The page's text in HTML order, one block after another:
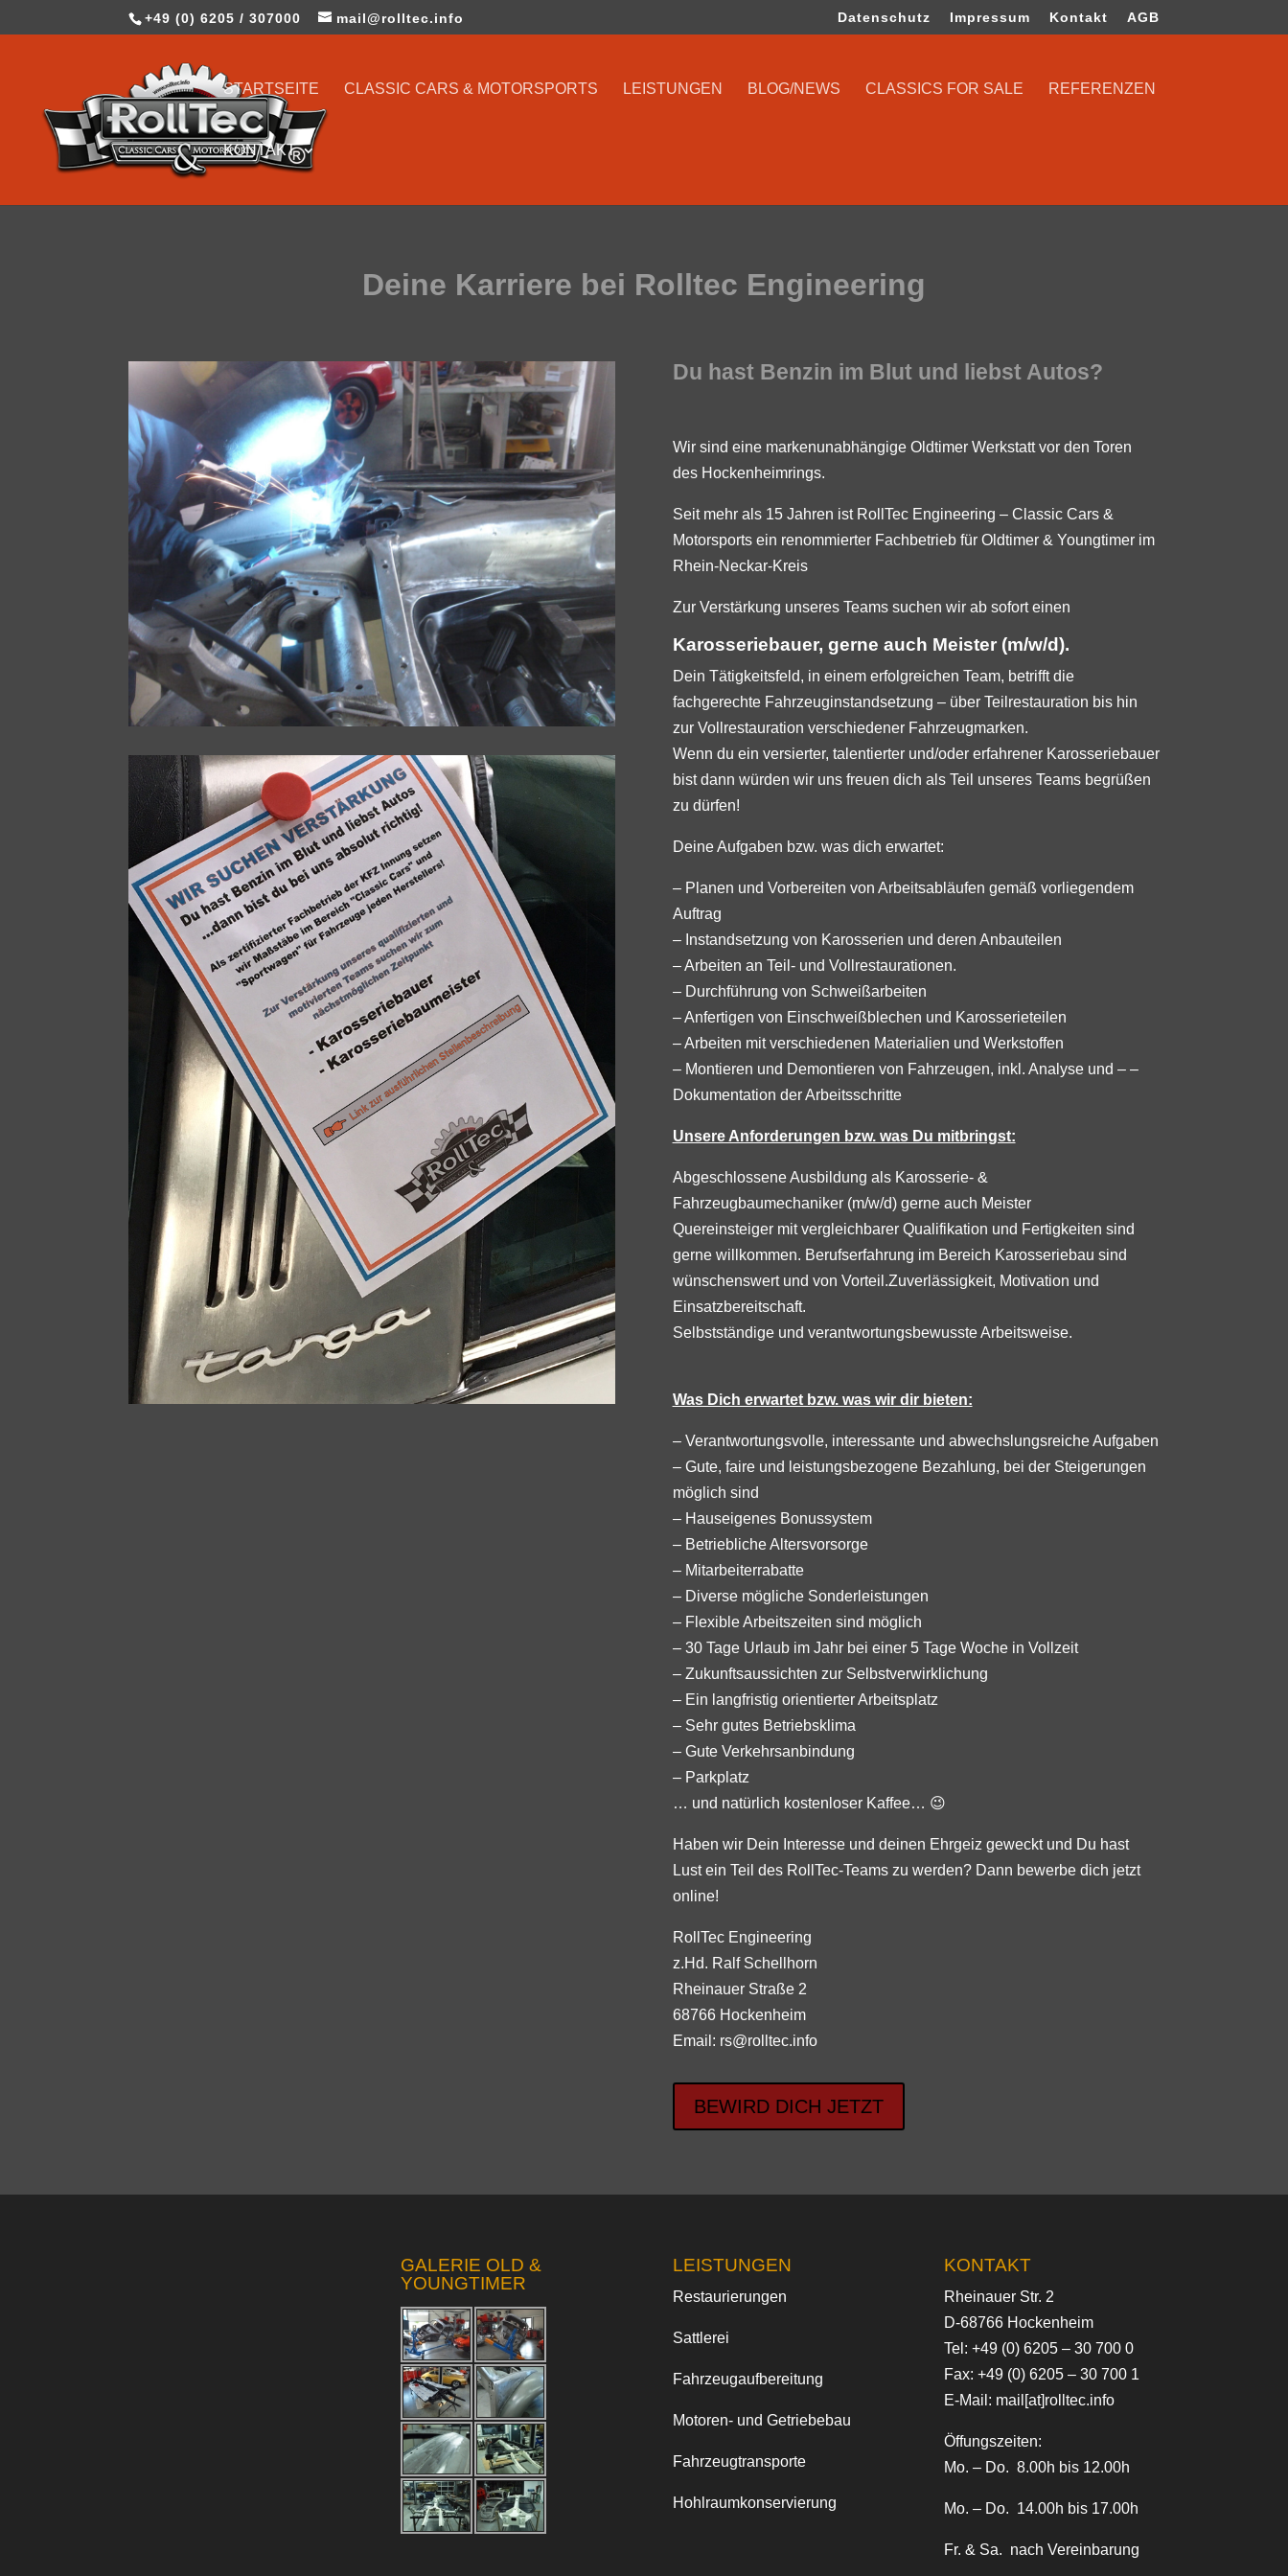
+49 (0) 6205 / 307000 mail@rolltec.info Datenschutz Impressum Kontakt AGB
STARTSEITE CLASSIC CARS & MOTORSPORTS LEISTUNGEN BLOG/NEWS CLASSICS FOR SALE REFERENZEN
KONTAKT
Deine Karriere bei Rolltec Engineering
Du hast Benzin im Blut und liebst Autos?
Wir sind eine markenunabhängige Oldtimer Werkstatt vor den Toren
des Hockenheimrings.
Seit mehr als 15 Jahren ist RollTec Engineering – Classic Cars &
Motorsports ein renommierter Fachbetrieb für Oldtimer & Youngtimer im
Rhein-Neckar-Kreis
Zur Verstärkung unseres Teams suchen wir ab sofort einen
Karosseriebauer, gerne auch Meister (m/w/d).
Dein Tätigkeitsfeld, in einem erfolgreichen Team, betrifft die
fachgerechte Fahrzeuginstandsetzung – über Teilrestauration bis hin
zur Vollrestauration verschiedener Fahrzeugmarken.
Wenn du ein versierter, talentierter und/oder erfahrener Karosseriebauer
bist dann würden wir uns freuen dich als Teil unseres Teams begrüßen
zu dürfen!
Deine Aufgaben bzw. was dich erwartet:
– Planen und Vorbereiten von Arbeitsabläufen gemäß vorliegendem
Auftrag
– Instandsetzung von Karosserien und deren Anbauteilen
– Arbeiten an Teil- und Vollrestaurationen.
– Durchführung von Schweißarbeiten
– Anfertigen von Einschweißblechen und Karosserieteilen
– Arbeiten mit verschiedenen Materialien und Werkstoffen
– Montieren und Demontieren von Fahrzeugen, inkl. Analyse und – –
Dokumentation der Arbeitsschritte
Unsere Anforderungen bzw. was Du mitbringst:
Abgeschlossene Ausbildung als Karosserie- &
Fahrzeugbaumechaniker (m/w/d) gerne auch Meister
Quereinsteiger mit vergleichbarer Qualifikation und Fertigkeiten sind
gerne willkommen. Berufserfahrung im Bereich Karosseriebau sind
wünschenswert und von Vorteil.Zuverlässigkeit, Motivation und
Einsatzbereitschaft.
Selbstständige und verantwortungsbewusste Arbeitsweise.
Was Dich erwartet bzw. was wir dir bieten:
– Verantwortungsvolle, interessante und abwechslungsreiche Aufgaben
– Gute, faire und leistungsbezogene Bezahlung, bei der Steigerungen
möglich sind
– Hauseigenes Bonussystem
– Betriebliche Altersvorsorge
– Mitarbeiterrabatte
– Diverse mögliche Sonderleistungen
– Flexible Arbeitszeiten sind möglich
– 30 Tage Urlaub im Jahr bei einer 5 Tage Woche in Vollzeit
– Zukunftsaussichten zur Selbstverwirklichung
– Ein langfristig orientierter Arbeitsplatz
– Sehr gutes Betriebsklima
– Gute Verkehrsanbindung
– Parkplatz
… und natürlich kostenloser Kaffee… 😉
Haben wir Dein Interesse und deinen Ehrgeiz geweckt und Du hast
Lust ein Teil des RollTec-Teams zu werden? Dann bewerbe dich jetzt
online!
RollTec Engineering
z.Hd. Ralf Schellhorn
Rheinauer Straße 2
68766 Hockenheim
Email: rs@rolltec.info
BEWIRD DICH JETZT
GALERIE OLD &
YOUNGTIMER
LEISTUNGEN
Restaurierungen
Sattlerei
Fahrzeugaufbereitung
Motoren- und Getriebebau
Fahrzeugtransporte
Hohlraumkonservierung
KONTAKT
Rheinauer Str. 2
D-68766 Hockenheim
Tel:+49 (0) 6205 – 30 700 0
Fax: +49 (0) 6205 – 30 700 1
E-Mail: mail[at]rolltec.info
Öffungszeiten:
Mo. – Do. 8.00h bis 12.00h
Mo. – Do. 14.00h bis 17.00h
Fr. & Sa. nach Vereinbarung